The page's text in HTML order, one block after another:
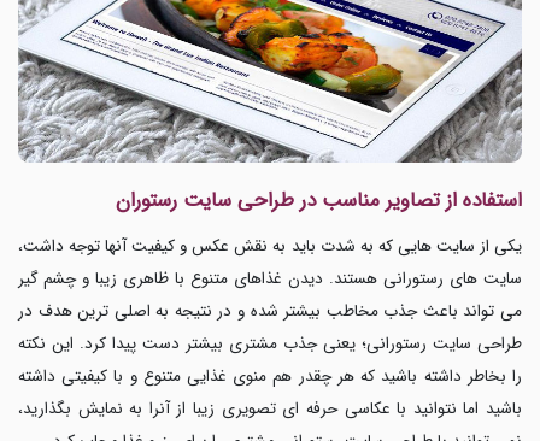
استفاده از تصاویر مناسب در طراحی سایت رستوران
یکی از سایت هایی که به شدت باید به نقش عکس و کیفیت آنها توجه داشت،
سایت های رستورانی هستند. دیدن غذاهای متنوع با ظاهری زیبا و چشم گیر
می تواند باعث جذب مخاطب بیشتر شده و در نتیجه به اصلی ترین هدف در
طراحی سایت رستورانی؛ یعنی جذب مشتری بیشتر دست پیدا کرد. این نکته
را بخاطر داشته باشید که هر چقدر هم منوی غذایی متنوع و با کیفیتی داشته
باشید اما نتوانید با عکاسی حرفه ای تصویری زیبا از آنرا به نمایش بگذارید،